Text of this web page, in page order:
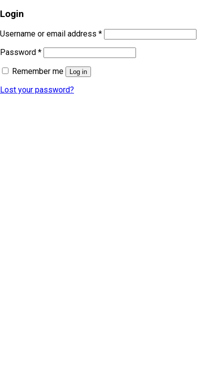
Login
Username or email address *
Password *
Remember me
Log in
Lost your password?